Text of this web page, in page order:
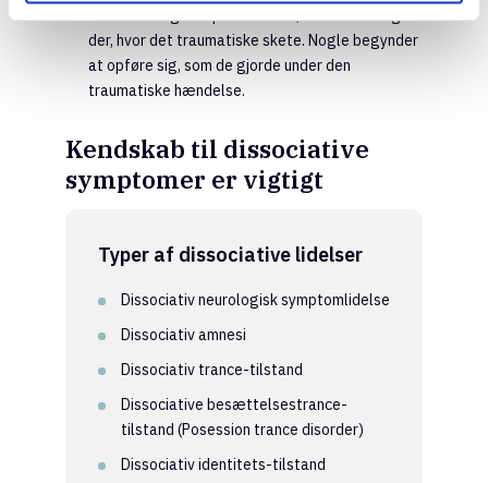
der, hvor det traumatiske skete. Nogle begynder
at opføre sig, som de gjorde under den
traumatiske hændelse.
Kendskab til dissociative
symptomer er vigtigt
Typer af dissociative lidelser
Dissociativ neurologisk symptomlidelse
Dissociativ amnesi
Dissociativ trance-tilstand
Dissociative besættelsestrance-
tilstand (Posession trance disorder)
Dissociativ identitets-tilstand